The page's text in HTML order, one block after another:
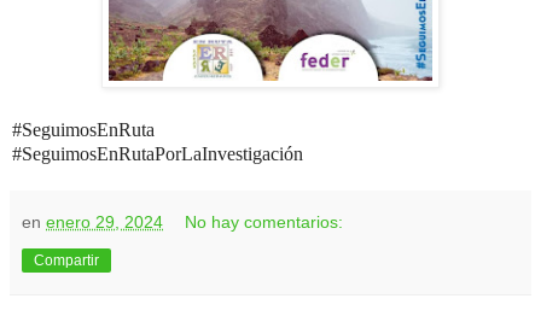
#SeguimosEnRuta
#SeguimosEnRutaPorLaInvestigación
en enero 29, 2024 No hay comentarios:
Compartir